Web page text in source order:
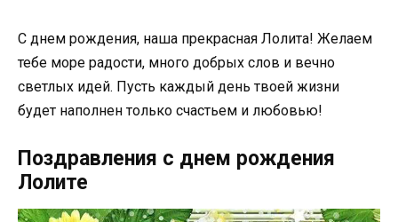
С днем рождения, наша прекрасная Лолита! Желаем
тебе море радости, много добрых слов и вечно
светлых идей. Пусть каждый день твоей жизни
будет наполнен только счастьем и любовью!
Поздравления с днем рождения
Лолите